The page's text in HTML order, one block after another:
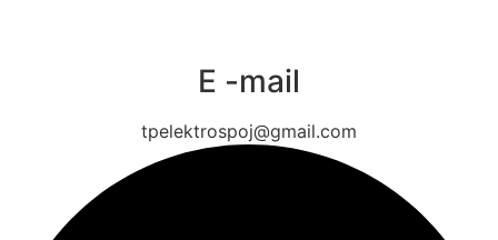
E -mail
tpelektrospoj@gmail.com